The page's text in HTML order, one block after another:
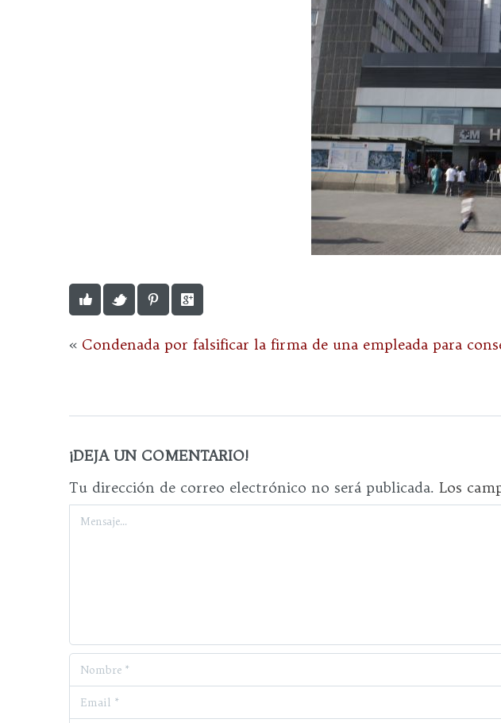
« Condenada por falsificar la firma de una empleada para
¡DEJA UN COMENTARIO!
Tu dirección de correo electrónico no será publicada. Los